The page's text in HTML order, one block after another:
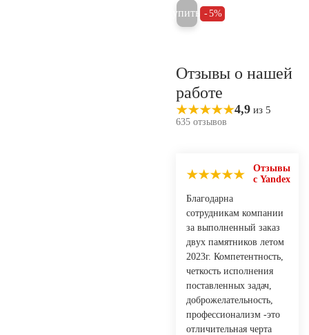
Купить 5%
Отзывы о нашей
работе
4,9 из 5
635 отзывов
Отзывы
с Yandex
Благодарна
сотрудникам компании
за выполненный заказ
двух памятников летом
2023г. Компетентность,
четкость исполнения
поставленных задач,
доброжелательность,
профессионализм -это
отличительная черта